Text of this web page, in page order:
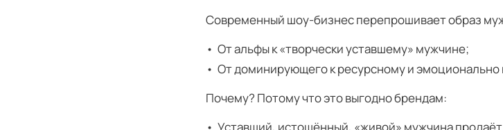
Современный шоу-бизнес перепрошивает образ
От альфы к «творчески уставшему» мужчине;
От доминирующего к ресурсному и эмоционально
Почему? Потому что это выгодно брендам:
Уставший, истощённый, «живой» мужчина